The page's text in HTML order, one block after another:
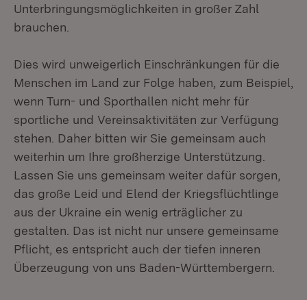
Unterbringungsmöglichkeiten in großer Zahl
brauchen.
Dies wird unweigerlich Einschränkungen für die
Menschen im Land zur Folge haben, zum Beispiel,
wenn Turn- und Sporthallen nicht mehr für
sportliche und Vereinsaktivitäten zur Verfügung
stehen. Daher bitten wir Sie gemeinsam auch
weiterhin um Ihre großherzige Unterstützung.
Lassen Sie uns gemeinsam weiter dafür sorgen,
das große Leid und Elend der Kriegsflüchtlinge
aus der Ukraine ein wenig erträglicher zu
gestalten. Das ist nicht nur unsere gemeinsame
Pflicht, es entspricht auch der tiefen inneren
Überzeugung von uns Baden-Württembergern.